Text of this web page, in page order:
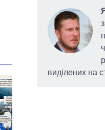
виділених на